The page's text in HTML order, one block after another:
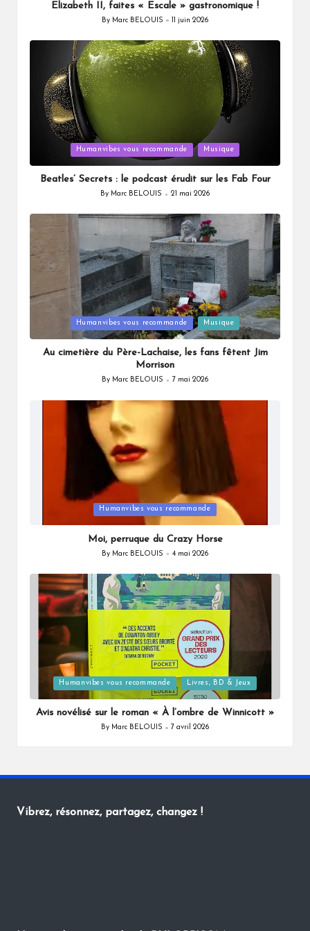
Elizabeth II, faites « Escale » gastronomique !
Posted
By Marc BELOUIS 11 juin 2026
in
Humanvibes vous recommande Musique
Beatles’ Secrets : le podcast érudit sur les Fab Four
Posted
By Marc BELOUIS 21 mai 2026
in
Humanvibes vous recommande Musique
Au cimetière du Père-Lachaise, les fans fêtent Jim
Morrison
Posted
By Marc BELOUIS 7 mai 2026
in
Humanvibes vous recommande
Moi, perruque du Crazy Horse
Posted
By Marc BELOUIS 4 mai 2026
Posted
in
Humanvibes vous recommande Livres, BD & Jeux
Avis novélisé sur le roman « À l’ombre de Winnicott »
Posted
By Marc BELOUIS 7 avril 2026
Vibrez, résonnez, partagez, changez !